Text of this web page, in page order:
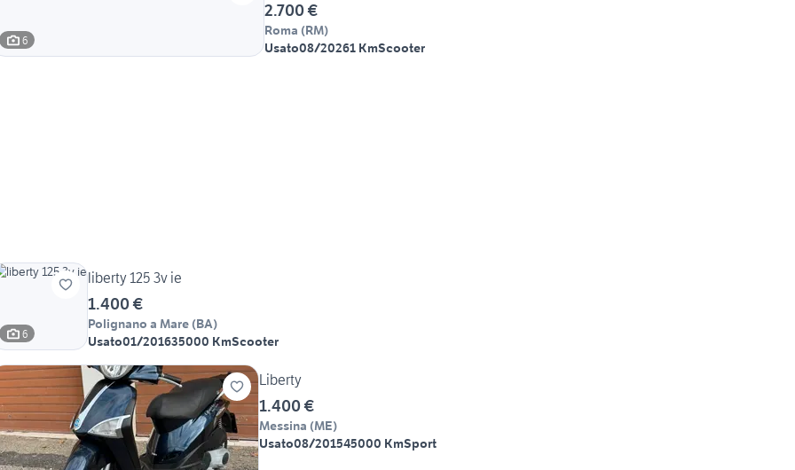
6
2.700 €
Roma (RM)
Usato08/20261 KmScooter
6
liberty 125 3v ie
1.400 €
Polignano a Mare (BA)
Usato01/201635000 KmScooter
Liberty
1.400 €
Messina (ME)
Usato08/201545000 KmSport